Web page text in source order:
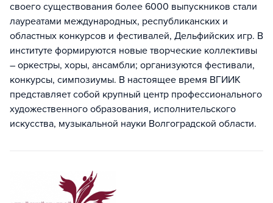
своего существования более 6000 выпускников стали
лауреатами международных, республиканских и
областных конкурсов и фестивалей, Дельфийских игр. В
институте формируются новые творческие коллективы
– оркестры, хоры, ансамбли; организуются фестивали,
конкурсы, симпозиумы. В настоящее время ВГИИК
представляет собой крупный центр профессионального
художественного образования, исполнительского
искусства, музыкальной науки Волгоградской области.